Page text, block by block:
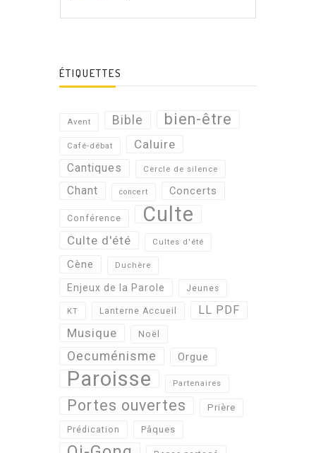
ÉTIQUETTES
Avent Bible bien-être
Café-débat Caluire
Cantiques Cercle de silence
Chant concert Concerts
Conférence Culte
Culte d'été Cultes d'été
Cène Duchère
Enjeux de la Parole Jeunes
KT Lanterne Accueil LL PDF
Musique Noël
Oecuménisme Orgue
Paroisse Partenaires
Portes ouvertes Prière
Prédication Pâques